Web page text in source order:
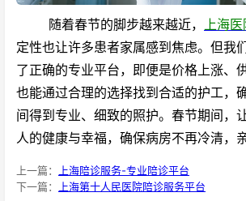
随着春节的脚步越来越近， 上海
定性也让许多患者家属感到焦虑。但我
了正确的专业平台，即便是价格上涨、
也能通过合理的选择找到合适的护工，
间得到专业、细致的照护。春节期间，
人的健康与幸福，确保病房不再冷清，
上一篇：
上海陪诊服务-专业陪诊平台
下一篇：
上海第十人民医院陪诊服务平台